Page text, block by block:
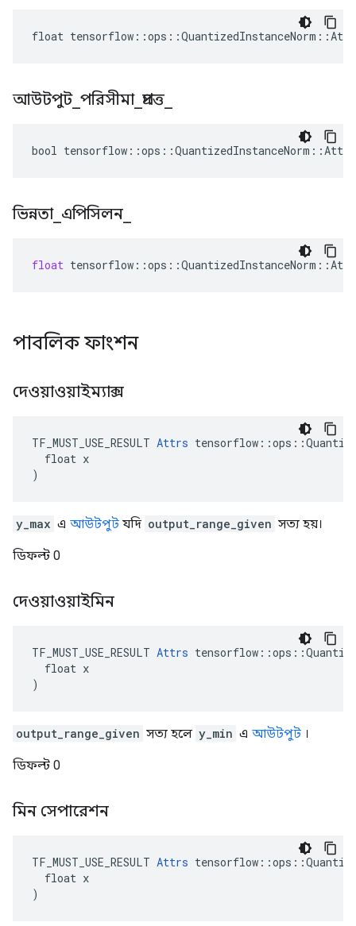
float
আউটপুট_ পরিসীমা_ প্রদত্ত
bool
ভিন্নতা_ এপিসিলন
float tensorflow ::ops ::QuantizedInstanceNorm ::
পাবলিক ফাংশন
দেওয়াওয়াইম্যাক্স
TF_MUST_USE_RESULT Attrs
  float x
)
y_max এ আউটপুট যদি output_range_given সত্য হয়।
ডিফল্ট 0
দেওয়াওয়াইমিন
TF_MUST_USE_RESULT Attrs
  float x
)
output_range_given সত্য হলে y_min এ আউটপুট ।
ডিফল্ট 0
মিন সেপারেশন
TF_MUST_USE_RESULT Attrs
  float x
)